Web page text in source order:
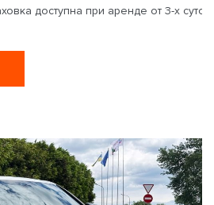
доступна при аренде от 3-х суток